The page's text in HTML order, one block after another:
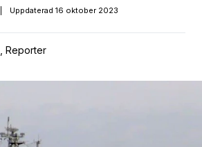
Uppdaterad 16 oktober 2023
Reporter